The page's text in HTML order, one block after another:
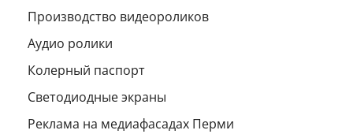
Производство видеороликов
Аудио ролики
Колерный паспорт
Светодиодные экраны
Реклама на медиафасадах Перми